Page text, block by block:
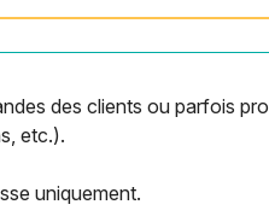
des clients ou parfois
etc.).
uniquement.